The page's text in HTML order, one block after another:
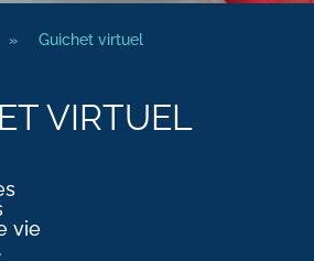
» Guichet virtuel
VIRTUEL
vie